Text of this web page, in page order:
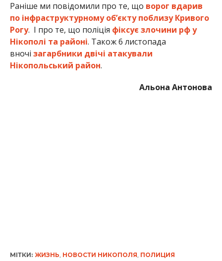
Раніше ми повідомили про те, що ворог вдарив
по інфраструктурному об’єкту поблизу Кривого
Рогу. І про те, що поліція фіксує злочини рф у
Нікополі та районі. Також 6 листопада
вночі загарбники двічі атакували
Нікопольський район.
Альона Антонова
МІТКИ: ЖИЗНЬ, НОВОСТИ НИКОПОЛЯ, ПОЛИЦИЯ